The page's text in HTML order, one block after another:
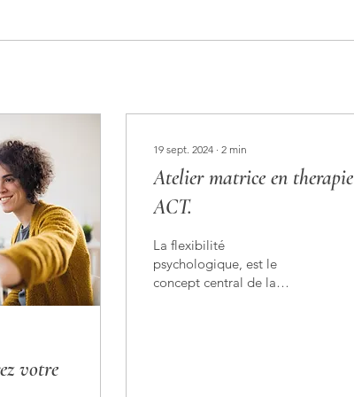
votre
19 sept. 2024 ∙ 2 min
Atelier matrice en therapie
ACT.
La flexibilité
psychologique, est le
concept central de la